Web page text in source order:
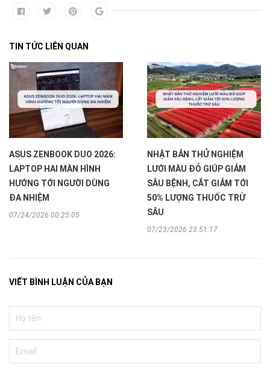
TIN TỨC LIÊN QUAN
ASUS ZENBOOK DUO 2026:
LAPTOP HAI MÀN HÌNH
HƯỚNG TỚI NGƯỜI DÙNG
ĐA NHIỆM
07/24/2026 00:25:05
NHẬT BẢN THỬ NGHIỆM
LƯỚI MÀU ĐỎ GIÚP GIẢM
SÂU BỆNH, CẮT GIẢM TỚI
50% LƯỢNG THUỐC TRỪ
SÂU
07/23/2026 23:51:17
VIẾT BÌNH LUẬN CỦA BẠN